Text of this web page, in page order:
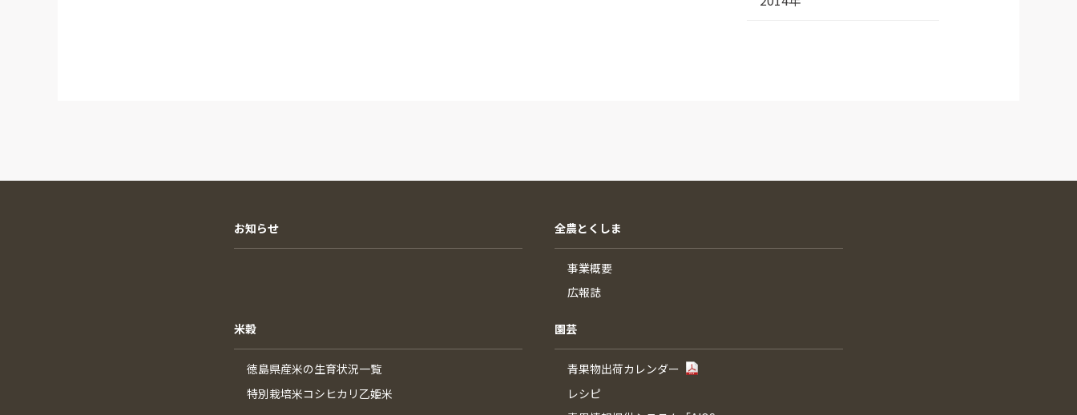
お知らせ 全農とくしま
事業概要
広報誌
米穀
徳島県産米の生育状況一覧
特別栽培米コシヒカリ乙姫米
園芸
青果物出荷カレンダー
レシピ